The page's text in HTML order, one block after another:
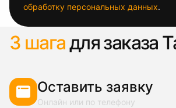
обработку персональных данных.
3 шагадля заказа
Оставить заявку
Онлайн или по телефону